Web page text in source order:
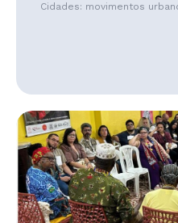
Cidades: movimentos